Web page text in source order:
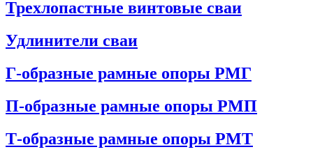
Трехлопастные винтовые сваи
Удлинители сваи
Г-образные рамные опоры РМГ
П-образные рамные опоры РМП
Т-образные рамные опоры РМТ